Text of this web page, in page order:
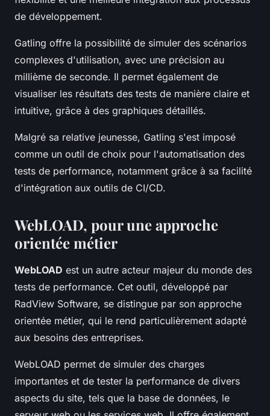
de développement.
Gatling offre la possibilité de simuler des scénarios
complexes d'utilisation, avec une précision au
millième de seconde. Il permet également de
visualiser les résultats des tests de manière claire et
intuitive, grâce à des graphiques détaillés.
Malgré sa relative jeunesse, Gatling s'est imposé
comme un outil de choix pour l'automatisation des
tests de performance, notamment grâce à sa facilité
d'intégration aux outils de CI/CD.
WebLOAD, pour une approche
orientée métier
WebLOAD est un autre acteur majeur du monde des
tests de performance. Cet outil, développé par
RadView Software, se distingue par son approche
orientée métier, qui le rend particulièrement adapté
aux besoins des entreprises.
WebLOAD permet de simuler des charges
importantes et de tester la performance de divers
aspects du site, tels que la base de données, le